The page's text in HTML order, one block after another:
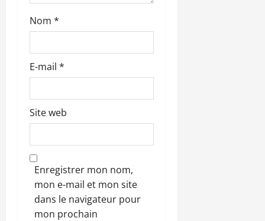
e
Nom *
E-mail *
Site web
Enregistrer mon nom,
mon e-mail et mon site
dans le navigateur pour
mon prochain